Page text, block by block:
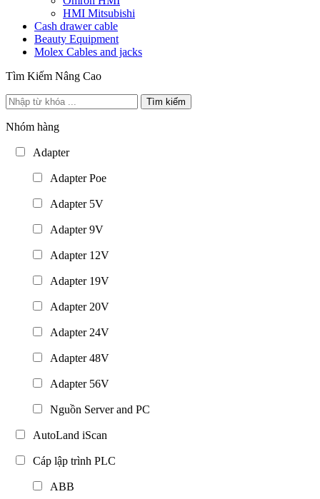
HMI Mitsubishi
Cash drawer cable
Beauty Equipment
Molex Cables and jacks
Tìm Kiếm Nâng Cao
Tìm kiếm
Nhóm hàng
Adapter
Adapter Poe
Adapter 5V
Adapter 9V
Adapter 12V
Adapter 19V
Adapter 20V
Adapter 24V
Adapter 48V
Adapter 56V
Nguồn Server and PC
AutoLand iScan
Cáp lập trình PLC
ABB